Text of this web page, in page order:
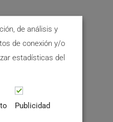
de análisis y
de conexión y/o
estadísticas del
Publicidad